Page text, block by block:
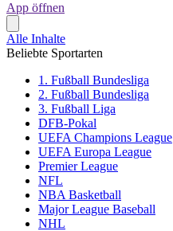
App öffnen
Alle Inhalte
Beliebte Sportarten
1. Fußball Bundesliga
2. Fußball Bundesliga
3. Fußball Liga
DFB-Pokal
UEFA Champions League
UEFA Europa League
Premier League
NFL
NBA Basketball
Major League Baseball
NHL